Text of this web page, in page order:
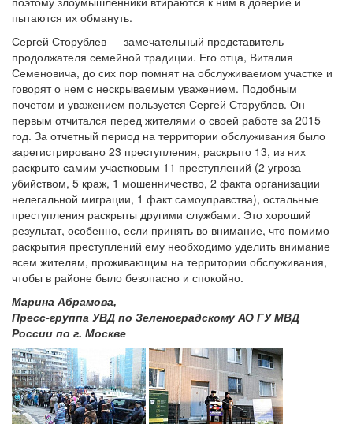
пытаются их обмануть.
Сергей Сторублев — ​замечательный представитель
продолжателя семейной традиции. Его отца, Виталия
Семеновича, до сих пор помнят на обслуживаемом участке и
говорят о нем с нескрываемым уважением. Подобным
почетом и уважением пользуется Сергей Сторублев. Он
первым отчитался перед жителями о своей работе за 2015
год. За отчетный период на территории обслуживания было
зарегистрировано 23 преступления, раскрыто 13, из них
раскрыто самим участковым 11 преступлений (2 угроза
убийством, 5 краж, 1 мошенничество, 2 факта организации
нелегальной миграции, 1 факт самоуправства), остальные
преступления раскрыты другими службами. Это хороший
результат, особенно, если принять во внимание, что помимо
раскрытия преступлений ему необходимо уделить внимание
всем жителям, проживающим на территории обслуживания,
чтобы в районе было безопасно и спокойно.
Марина Абрамова,
Пресс-группа УВД по Зеленоградскому АО ГУ МВД
России по г. Москве